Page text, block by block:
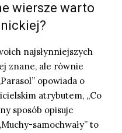
wiersze warto
najsłynniejszych
znane, ale równie
opowiada o
atrybutem, „Co
sposób opisuje
samochwały” to